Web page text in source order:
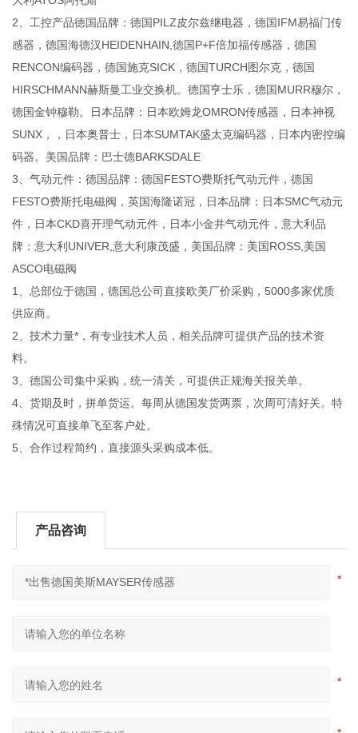
2、工控产品德国品牌：德国PILZ皮尔兹继电器，德国IFM易福门传
感器，德国海德汉HEIDENHAIN,德国P+F倍加福传感器，德国
RENCON编码器，德国施克SICK，德国TURCH图尔克，德国
HIRSCHMANN赫斯曼工业交换机。德国亨士乐，德国MURR穆尔，
德国金钟穆勒。日本品牌：日本欧姆龙OMRON传感器，日本神视
SUNX，，日本奥普士，日本SUMTAK盛太克编码器，日本内密控编
码器。美国品牌：巴士德BARKSDALE
3、气动元件：德国品牌：德国FESTO费斯托气动元件，德国
FESTO费斯托电磁阀，英国海隆诺冠，日本品牌：日本SMC气动元
件，日本CKD喜开理气动元件，日本小金井气动元件，意大利品
牌：意大利UNIVER,意大利康茂盛，美国品牌：美国ROSS,美国
ASCO电磁阀
1、总部位于德国，德国总公司直接欧美厂价采购，5000多家优质
供应商。
2、技术力量*，有专业技术人员，相关品牌可提供产品的技术资
料。
3、德国公司集中采购，统一清关，可提供正规海关报关单。
4、货期及时，拼单货运。每周从德国发货两票，次周可清好关。特
殊情况可直接单飞至客户处。
5、合作过程简约，直接源头采购成本低。
产品咨询